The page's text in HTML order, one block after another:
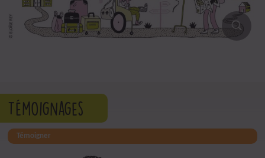
Témoignages
Témoigner